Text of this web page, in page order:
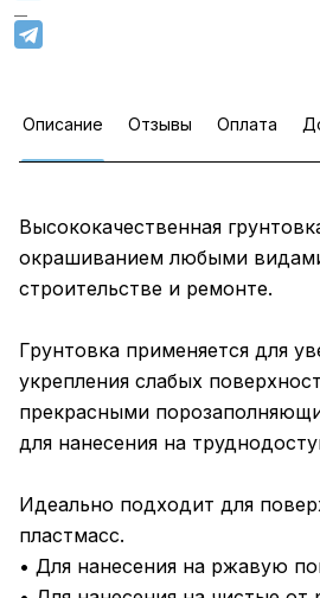
Описание Отзывы Оплата
Высококачественная
окрашиванием любыми
строительстве и ремонте.
Грунтовка применяется для
укрепления слабых
прекрасными
для нанесения на
Идеально подходит для
пластмасс.
• Для нанесения на ржавую